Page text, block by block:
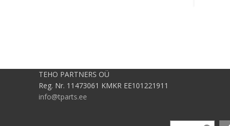
TEHO PARTNERS OÜ
Reg. Nr. 11473061 KMKR EE101221911
info@tparts.ee